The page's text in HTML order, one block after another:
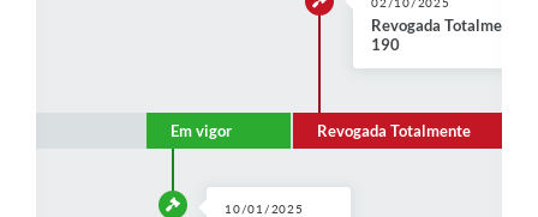
Em vigor
10/01/2025
Revogada Totalmente
02/10/2025
Revogada Totalmente
190